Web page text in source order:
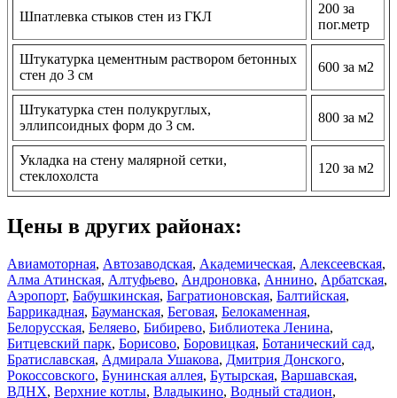
Шпатлевка стыков стен из ГКЛ
200 за
пог.метр
Штукатурка цементным раствором бетонных
стен до 3 см
600 за м2
Штукатурка стен полукруглых,
эллипсоидных форм до 3 см.
800 за м2
Укладка на стену малярной сетки,
стеклохолста
120 за м2
Цены в других районах:
Авиамоторная, Автозаводская, Академическая, Алексеевская,
Алма Атинская, Алтуфьево, Андроновка, Аннино, Арбатская,
Аэропорт, Бабушкинская, Багратионовская, Балтийская,
Баррикадная, Бауманская, Беговая, Белокаменная,
Белорусская, Беляево, Бибирево, Библиотека Ленина,
Битцевский парк, Борисово, Боровицкая, Ботанический сад,
Братиславская, Адмирала Ушакова, Дмитрия Донского,
Рокоссовского, Бунинская аллея, Бутырская, Варшавская,
ВДНХ, Верхние котлы, Владыкино, Водный стадион,